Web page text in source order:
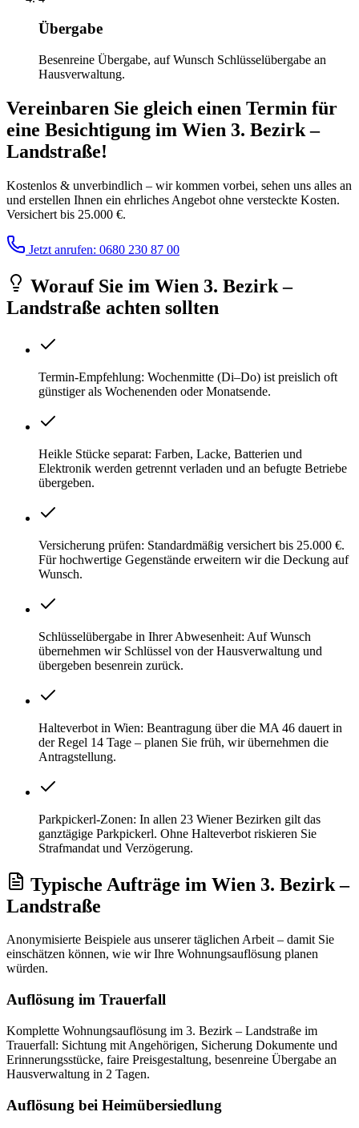
Übergabe
Besenreine Übergabe, auf Wunsch Schlüsselübergabe an
Hausverwaltung.
Vereinbaren Sie gleich einen Termin für
eine Besichtigung im Wien 3. Bezirk –
Landstraße!
Kostenlos & unverbindlich – wir kommen vorbei, sehen uns alles an
und erstellen Ihnen ein ehrliches Angebot ohne versteckte Kosten.
Versichert bis 25.000 €.
Jetzt anrufen: 0680 230 87 00
Worauf Sie im Wien 3. Bezirk –
Landstraße achten sollten
Termin-Empfehlung: Wochenmitte (Di–Do) ist preislich oft
günstiger als Wochenenden oder Monatsende.
Heikle Stücke separat: Farben, Lacke, Batterien und
Elektronik werden getrennt verladen und an befugte Betriebe
übergeben.
Versicherung prüfen: Standardmäßig versichert bis 25.000 €.
Für hochwertige Gegenstände erweitern wir die Deckung auf
Wunsch.
Schlüsselübergabe in Ihrer Abwesenheit: Auf Wunsch
übernehmen wir Schlüssel von der Hausverwaltung und
übergeben besenrein zurück.
Halteverbot in Wien: Beantragung über die MA 46 dauert in
der Regel 14 Tage – planen Sie früh, wir übernehmen die
Antragstellung.
Parkpickerl-Zonen: In allen 23 Wiener Bezirken gilt das
ganztägige Parkpickerl. Ohne Halteverbot riskieren Sie
Strafmandat und Verzögerung.
Typische Aufträge im Wien 3. Bezirk –
Landstraße
Anonymisierte Beispiele aus unserer täglichen Arbeit – damit Sie
einschätzen können, wie wir Ihre Wohnungsauflösung planen
würden.
Auflösung im Trauerfall
Komplette Wohnungsauflösung im 3. Bezirk – Landstraße im
Trauerfall: Sichtung mit Angehörigen, Sicherung Dokumente und
Erinnerungsstücke, faire Preisgestaltung, besenreine Übergabe an
Hausverwaltung in 2 Tagen.
Auflösung bei Heimübersiedlung